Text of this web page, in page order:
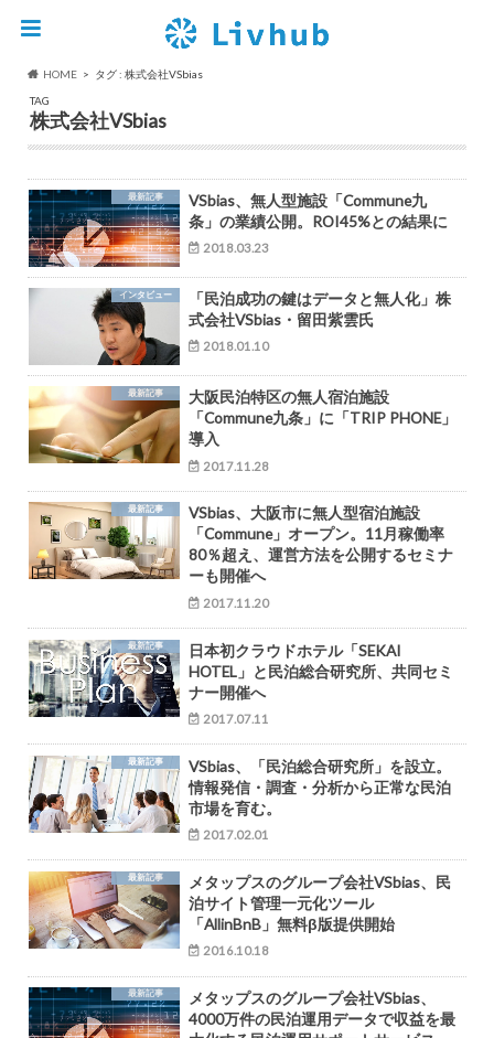
HOME
タグ : 株式会社VSbias
TAG
株式会社VSbias
最新記事
VSbias、無人型施設「Commune九
条」の業績公開。ROI45%との結果に
2018.03.23
インタビュー
「民泊成功の鍵はデータと無人化」株
式会社VSbias・留田紫雲氏
2018.01.10
最新記事
大阪民泊特区の無人宿泊施設
「Commune九条」に「TRIP PHONE」
導入
2017.11.28
最新記事
VSbias、大阪市に無人型宿泊施設
「Commune」オープン。11月稼働率
80％超え、運営方法を公開するセミナ
ーも開催へ
2017.11.20
最新記事
日本初クラウドホテル「SEKAI
HOTEL」と民泊総合研究所、共同セミ
ナー開催へ
2017.07.11
最新記事
VSbias、「民泊総合研究所」を設立。
情報発信・調査・分析から正常な民泊
市場を育む。
2017.02.01
最新記事
メタップスのグループ会社VSbias、民
泊サイト管理一元化ツール
「AllinBnB」無料β版提供開始
2016.10.18
最新記事
メタップスのグループ会社VSbias、
4000万件の民泊運用データで収益を最